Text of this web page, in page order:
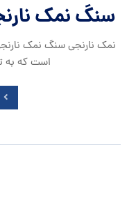
سنگ نمک
نمک نارنجی سنگ نمک
است که به